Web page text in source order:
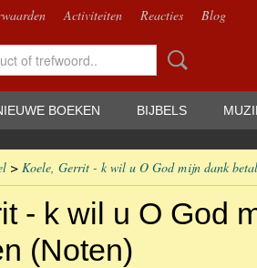
Activiteiten Reacties Blog
BOEKEN BIJBELS
> Koele, Gerrit - k wil u O God mijn dank
- k wil u O God
(Noten)